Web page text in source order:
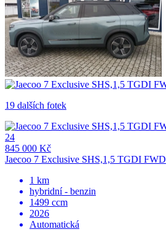
19 dalších fotek
24
845 000 Kč
Jaecoo 7 Exclusive SHS,1,5 TGDI FWD
1 km
hybridní - benzin
1499 ccm
2026
Automatická